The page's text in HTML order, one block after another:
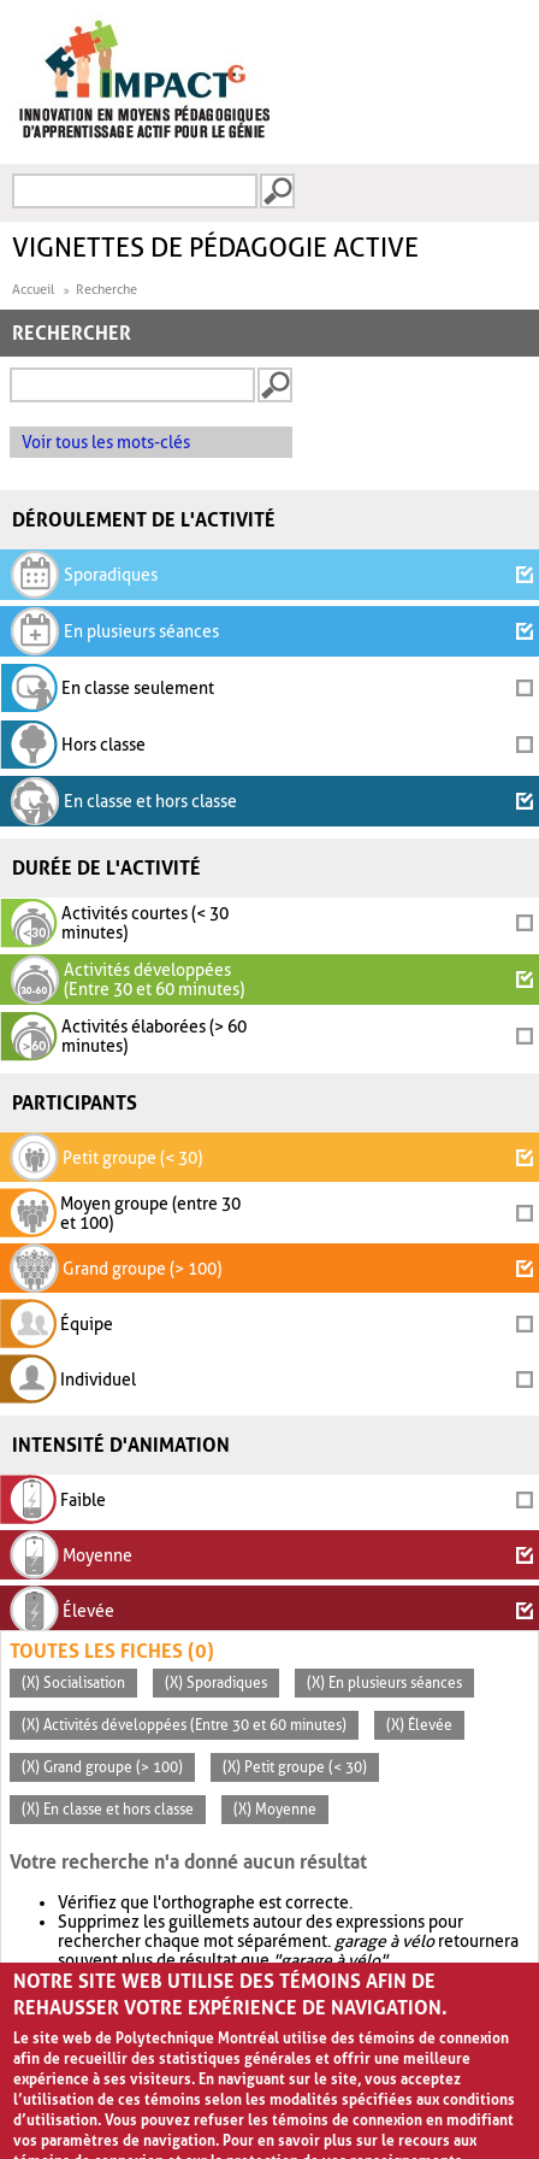
FORMULAIRE DE
VIGNETTES DE PÉDAGOGIE ACTIVE
Accueil Recherche
RECHERCHER
Voir tous les mots-clés
DÉROULEMENT DE L'ACTIVITÉ
Sporadiques
En plusieurs séances
En classe seulement
Hors classe
En classe et hors classe
DURÉE DE L'ACTIVITÉ
Activités courtes (< 30
minutes)
Activités développées
(Entre 30 et 60 minutes)
Activités élaborées (> 60
minutes)
PARTICIPANTS
Petit groupe (< 30)
Moyen groupe (entre 30
et 100)
Grand groupe (> 100)
Équipe
Individuel
INTENSITÉ D'ANIMATION
Faible
Moyenne
Élevée
TOUTES LES FICHES (0)
(X) Socialisation (X) Sporadiques (X) En plusieurs séances
(X) Activités développées (Entre 30 et 60 minutes) (X) Élevée
(X) Grand groupe (> 100) (X) Petit groupe (< 30)
(X) En classe et hors classe (X) Moyenne
Votre recherche n'a donné aucun résultat
Vérifiez que l'orthographe est correcte.
Supprimez les guillemets autour des expressions pour
rechercher chaque mot séparément. garage à véloretournera
souvent plus de résultat que"garage à vélo".
Envisagez d'élargir votre recherche avec OR.garage OR vélo
retournera souvent plus de résultat quegarage à vélo
NOTRE SITE WEB UTILISE DES TÉMOINS AFIN DE
REHAUSSER VOTRE EXPÉRIENCE DE NAVIGATION.
Le site web de Polytechnique Montréal utilise des témoins de connexion
afin de recueillir des statistiques générales et offrir une meilleure
expérience à ses visiteurs. En naviguant sur le site, vous acceptez
l’utilisation de ces témoins selon les modalités spécifiées aux conditions
d’utilisation. Vous pouvez refuser les témoins de connexion en modifiant
vos paramètres de navigation. Pour en savoir plus sur le recours aux